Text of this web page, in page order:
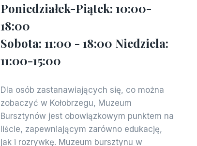
Poniedziałek-Piątek: 10:00-
18:00
Sobota: 11:00 - 18:00 Niedziela:
11:00-15:00
Dla osób zastanawiających się, co można
zobaczyć w Kołobrzegu, Muzeum
Bursztynów jest obowiązkowym punktem na
liście, zapewniającym zarówno edukację,
jak i rozrywkę. Muzeum bursztynu w